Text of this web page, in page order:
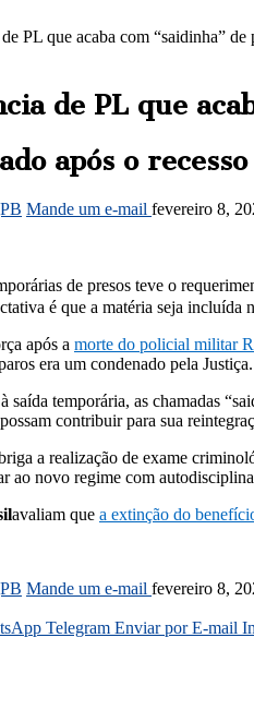
PL que acaba com “saidinha” de
de PL que
após o
Mande um e-mail fevereiro 8,
de presos teve o
é que a matéria seja incluída
após a morte do policial militar
era um condenado pela Justiça.
saída temporária, as chamadas
contribuir para sua
a realização de exame
ao novo regime com
avaliam que a extinção do
Mande um e-mail fevereiro 8,
Telegram Enviar por E-mail